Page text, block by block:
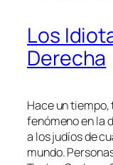
Los
Derecha
Hace un
fenómeno en la
a los judíos de
mundo.